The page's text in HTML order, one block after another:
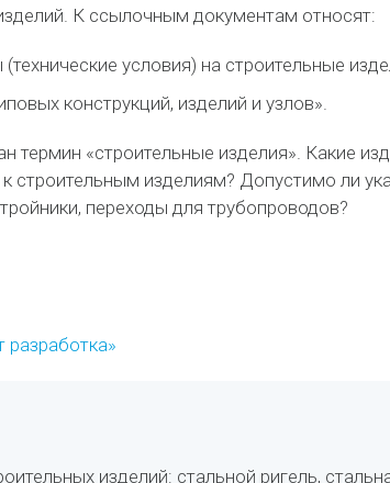
К ссылочным документам относят:
(технические условия) на строительные
конструкций, изделий и узлов».
термин «строительные изделия». Какие
строительным изделиям? Допустимо ли
переходы для трубопроводов?
изделий: стальной ригель,